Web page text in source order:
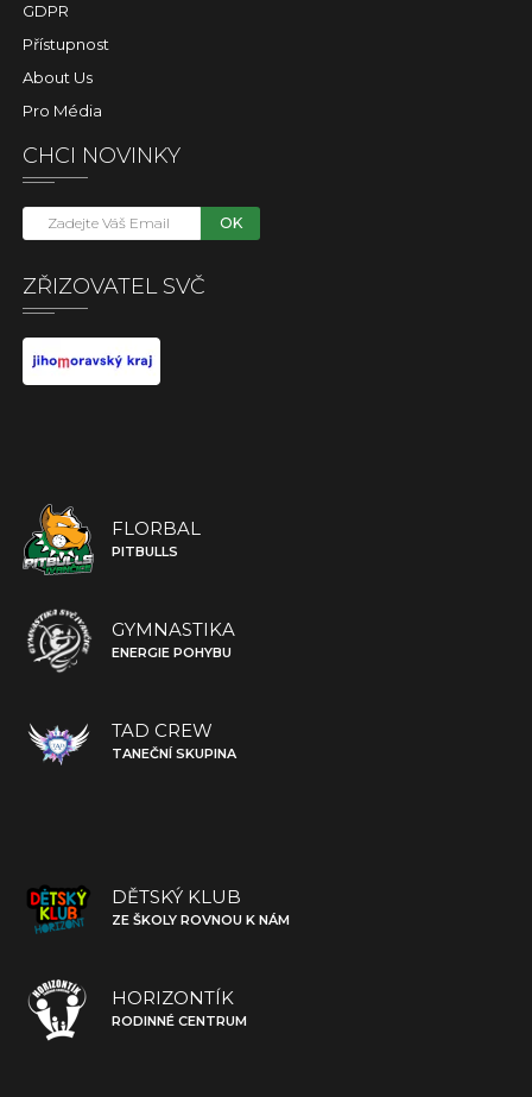
GDPR
Přístupnost
About Us
Pro Média
CHCI NOVINKY
OK
ZŘIZOVATEL SVČ
FLORBAL
PITBULLS
GYMNASTIKA
ENERGIE POHYBU
TAD CREW
TANEČNÍ SKUPINA
DĚTSKÝ KLUB
ZE ŠKOLY ROVNOU K NÁM
HORIZONTÍK
RODINNÉ CENTRUM